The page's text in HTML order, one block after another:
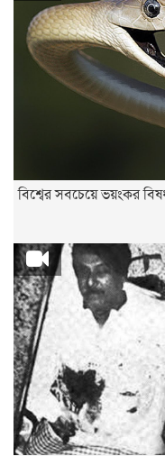
বিশ্বের সবচেয়ে ভয়ংকর